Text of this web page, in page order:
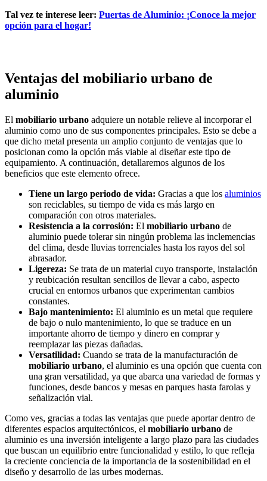
Tal vez te interese leer: Puertas de Aluminio: ¡Conoce la mejor
opción para el hogar!
Ventajas del mobiliario urbano de
aluminio
El mobiliario urbano adquiere un notable relieve al incorporar el
aluminio como uno de sus componentes principales. Esto se debe a
que dicho metal presenta un amplio conjunto de ventajas que lo
posicionan como la opción más viable al diseñar este tipo de
equipamiento. A continuación, detallaremos algunos de los
beneficios que este elemento ofrece.
Tiene un largo periodo de vida: Gracias a que los aluminios
son reciclables, su tiempo de vida es más largo en
comparación con otros materiales.
Resistencia a la corrosión: El mobiliario urbano de
aluminio puede tolerar sin ningún problema las inclemencias
del clima, desde lluvias torrenciales hasta los rayos del sol
abrasador.
Ligereza: Se trata de un material cuyo transporte, instalación
y reubicación resultan sencillos de llevar a cabo, aspecto
crucial en entornos urbanos que experimentan cambios
constantes.
Bajo mantenimiento: El aluminio es un metal que requiere
de bajo o nulo mantenimiento, lo que se traduce en un
importante ahorro de tiempo y dinero en comprar y
reemplazar las piezas dañadas.
Versatilidad: Cuando se trata de la manufacturación de
mobiliario urbano, el aluminio es una opción que cuenta con
una gran versatilidad, ya que abarca una variedad de formas y
funciones, desde bancos y mesas en parques hasta farolas y
señalización vial.
Como ves, gracias a todas las ventajas que puede aportar dentro de
diferentes espacios arquitectónicos, el mobiliario urbano de
aluminio es una inversión inteligente a largo plazo para las ciudades
que buscan un equilibrio entre funcionalidad y estilo, lo que refleja
la creciente conciencia de la importancia de la sostenibilidad en el
diseño y desarrollo de las urbes modernas.